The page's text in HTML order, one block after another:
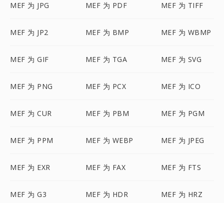
MEF 为 JPG MEF 为 PDF MEF 为 TIFF
MEF 为 JP2 MEF 为 BMP MEF 为 WBMP
MEF 为 GIF MEF 为 TGA MEF 为 SVG
MEF 为 PNG MEF 为 PCX MEF 为 ICO
MEF 为 CUR MEF 为 PBM MEF 为 PGM
MEF 为 PPM MEF 为 WEBP MEF 为 JPEG
MEF 为 EXR MEF 为 FAX MEF 为 FTS
MEF 为 G3 MEF 为 HDR MEF 为 HRZ